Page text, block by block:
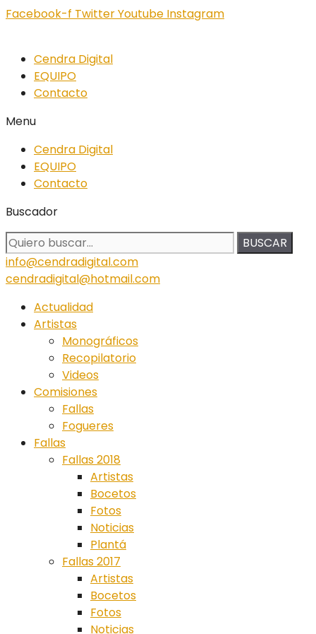
Facebook-f TwitterYoutube Instagram
Cendra Digital
EQUIPO
Contacto
Menu
Cendra Digital
EQUIPO
Contacto
Buscador
BUSCAR
info@cendradigital.com
cendradigital@hotmail.com
Actualidad
Artistas
Monográficos
Recopilatorio
Videos
Comisiones
Fallas
Fogueres
Fallas
Fallas 2018
Artistas
Bocetos
Fotos
Noticias
Plantá
Fallas 2017
Artistas
Bocetos
Fotos
Noticias